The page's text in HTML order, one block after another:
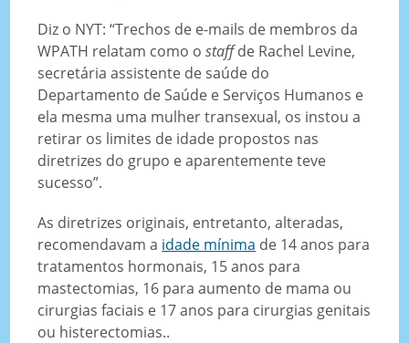
Diz o NYT: “Trechos de e-mails de membros da
WPATH relatam como ostaffde Rachel Levine,
secretária assistente de saúde do
Departamento de Saúde e Serviços Humanos e
ela mesma uma mulher transexual, os instou a
retirar os limites de idade propostos nas
diretrizes do grupo e aparentemente teve
sucesso”.
As diretrizes originais, entretanto, alteradas,
recomendavam a idade mínima de 14 anos para
tratamentos hormonais, 15 anos para
mastectomias, 16 para aumento de mama ou
cirurgias faciais e 17 anos para cirurgias genitais
ou histerectomias..